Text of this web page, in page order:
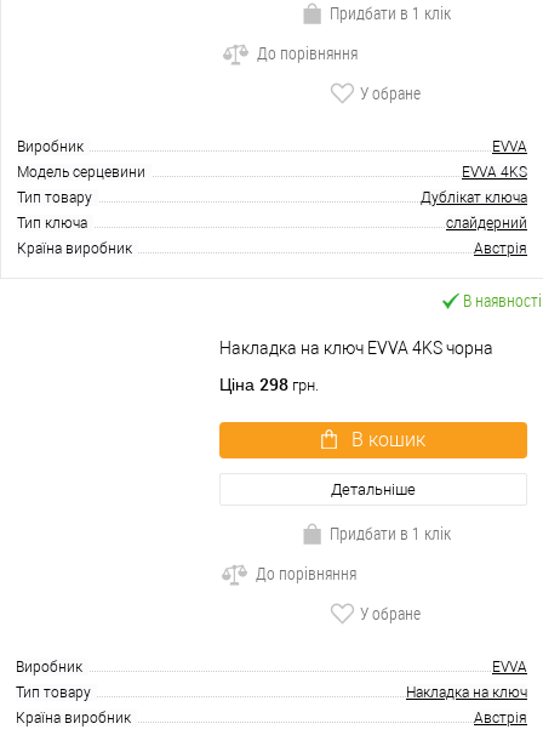
Придбати в 1 клік
До порівняння
У обране
Виробник
EVVA
Модель серцевини
EVVA 4KS
Тип товару
Дублікат ключа
Тип ключа
слайдерний
Країна виробник
Австрія
В наявності
Накладка на ключ EVVA 4KS чорна
Ціна 298 грн.
В кошик
Детальніше
Придбати в 1 клік
До порівняння
У обране
Виробник
EVVA
Тип товару
Накладка на ключ
Країна виробник
Австрія